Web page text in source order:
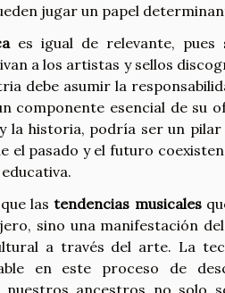
jugar un papel
es igual de relevante, pues
a los artistas y sellos
debe asumir la
componente esencial de su
la historia, podría ser un
el pasado y el futuro
lastendencias musicales
sino una manifestación
a través del arte. La
en este proceso de
ancestros no solo